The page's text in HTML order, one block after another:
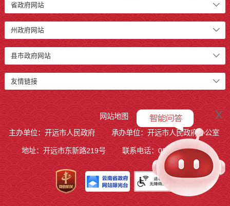
省政府网站
州政府网站
县市政府网站
友情链接
网站地图
主办单位：开远市人民政府
承办单位：开远市人民政府办公室
地址：开远市东新路219号 联系电话：0873-7236877
x